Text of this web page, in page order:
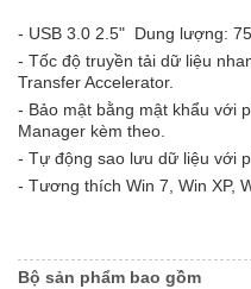
- USB 3.0 2.5" Dung lượng:
- Tốc độ truyền tải dữ liệu
Transfer Accelerator.
- Bảo mật bằng mật khẩu với
Manager kèm theo.
- Tự động sao lưu dữ liệu với
- Tương thích Win 7, Win XP,
Bộ sản phẩm bao gồm